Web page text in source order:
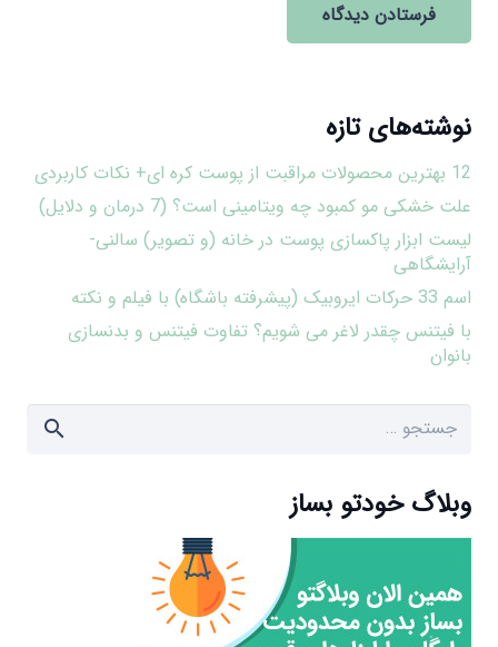
فرستادن دیدگاه
نوشته‌های تازه
12 بهترین محصولات مراقبت از پوست کره ای+ نکات کاربردی
علت خشکی مو کمبود چه ویتامینی است؟ (7 درمان و دلایل)
لیست ابزار پاکسازی پوست در خانه (و تصویر) سالنی-
آرایشگاهی
اسم 33 حرکات ایروبیک (پیشرفته باشگاه) با فیلم و نکته
با فیتنس چقدر لاغر می شویم؟ تفاوت فیتنس و بدنسازی
بانوان
جستجو
وبلاگ خودتو بساز